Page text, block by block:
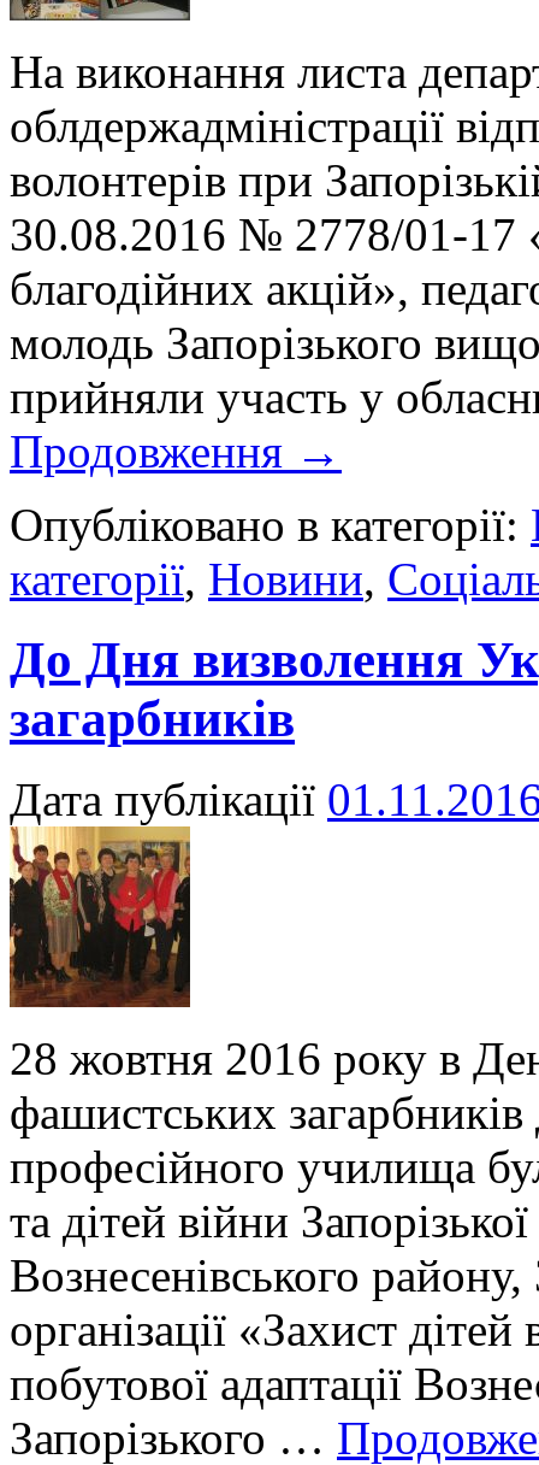
На виконання листа
облдержадміністрації
волонтерів при
30.08.2016 № 2778/01-17
благодійних акцій»,
молодь Запорізького
прийняли участь у
Продовження →
Опубліковано в категорії:
категорії, Новини,
До Дня визволення
загарбників
Дата публікації
28 жовтня 2016 року в
фашистських
професійного училища
та дітей війни
Вознесенівського району,
організації «Захист
побутової адаптації
Запорізького …